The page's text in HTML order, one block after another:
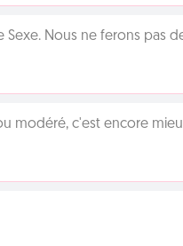
Sexe. Nous ne ferons pas
modéré, c'est encore